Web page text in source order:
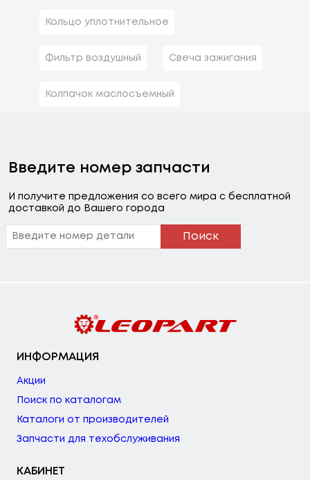
Кольцо уплотнительное
Фильтр воздушный Свеча зажигания
Колпачок маслосъемный
Введите номер запчасти
И получите предложения со всего мира с бесплатной
доставкой до Вашего города
Поиск
ИНФОРМАЦИЯ
Акции
Поиск по каталогам
Каталоги от производителей
Запчасти для техобслуживания
КАБИНЕТ